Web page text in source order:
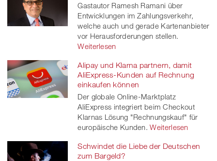
Gastautor Ramesh Ramani über
Entwicklungen im Zahlungsverkehr,
welche auch und gerade Kartenanbieter
vor Herausforderungen stellen.
Weiterlesen
Alipay und Klarna partnern, damit
AliExpress-Kunden auf Rechnung
einkaufen können
Der globale Online-Marktplatz
AliExpress integriert beim Checkout
Klarnas Lösung "Rechnungskauf" für
europäische Kunden. Weiterlesen
Schwindet die Liebe der Deutschen
zum Bargeld?